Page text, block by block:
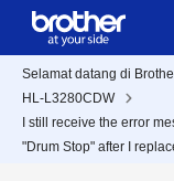
Selamat datang di
HL-L3280CDW
I still receive the error
"Drum Stop" after I